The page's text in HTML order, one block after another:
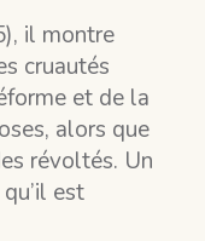
il montre
cruautés
et de la
alors que
révoltés. Un
est